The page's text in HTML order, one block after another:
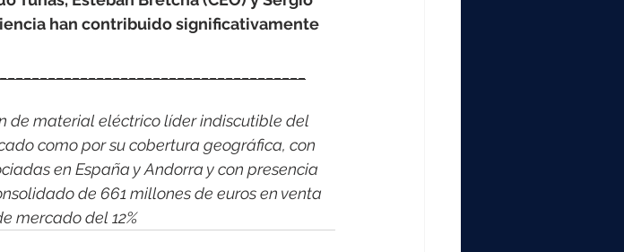
han contribuido significativamente
de material eléctrico líder indiscutible del
como por su cobertura geográfica, con
en España y Andorra y con presencia
de 661 millones de euros en venta
mercado del 12%